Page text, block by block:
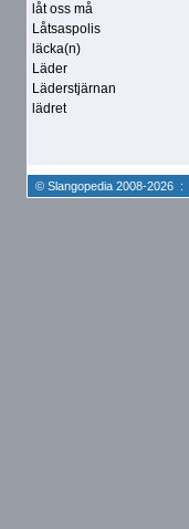
låt oss må
Låtsaspolis
läcka(n)
Läder
Läderstjärnan
lädret
© Slangopedia 2008-2026 :